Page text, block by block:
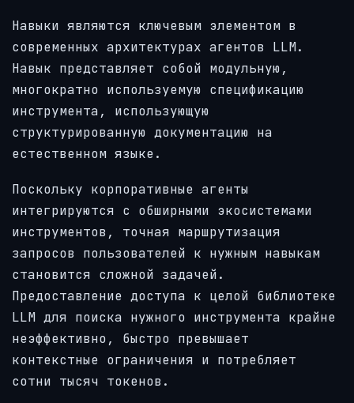
Навыки являются ключевым элементом в
современных архитектурах агентов LLM.
Навык представляет собой модульную,
многократно используемую спецификацию
инструмента, использующую
структурированную документацию на
естественном языке.
Поскольку корпоративные агенты
интегрируются с обширными экосистемами
инструментов, точная маршрутизация
запросов пользователей к нужным навыкам
становится сложной задачей.
Предоставление доступа к целой библиотеке
LLM для поиска нужного инструмента крайне
неэффективно, быстро превышает
контекстные ограничения и потребляет
сотни тысяч токенов.